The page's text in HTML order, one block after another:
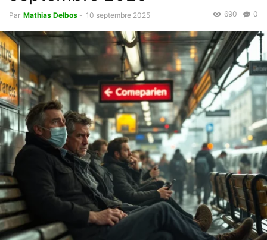
Par Mathias Delbos - 10 septembre 2025 0
690